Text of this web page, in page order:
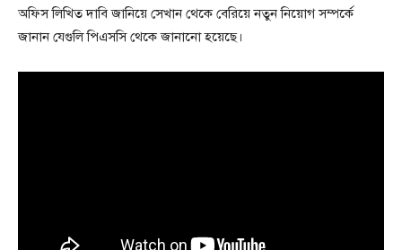
অফিস লিখিত দাবি জানিয়ে সেখান থেকে বেরিয়ে নতুন নিয়োগ সম্পর্কে
জানান যেগুলি পিএসসি থেকে জানানো হয়েছে।